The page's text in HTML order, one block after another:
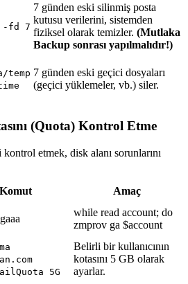
-fd 7
7 günden eski silinmiş posta
kutusu verilerini, sistemden
fiziksel olarak temizler. (Mutlaka
Backup sonrası yapılmalıdır!)
temp 7 günden eski geçici dosyaları
(geçici yüklemeler, vb.) siler.
(Quota) Kontrol Etme
kontrol etmek, disk alanı sorunlarını
Komut
Amaç
while read account; do
zmprov ga $account
5G
Belirli bir kullanıcının
kotasını 5 GB olarak
ayarlar.